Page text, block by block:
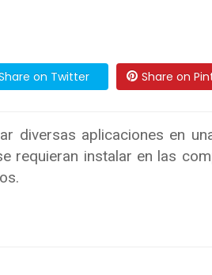
on Twitter Share on
diversas aplicaciones en
requieran instalar en las